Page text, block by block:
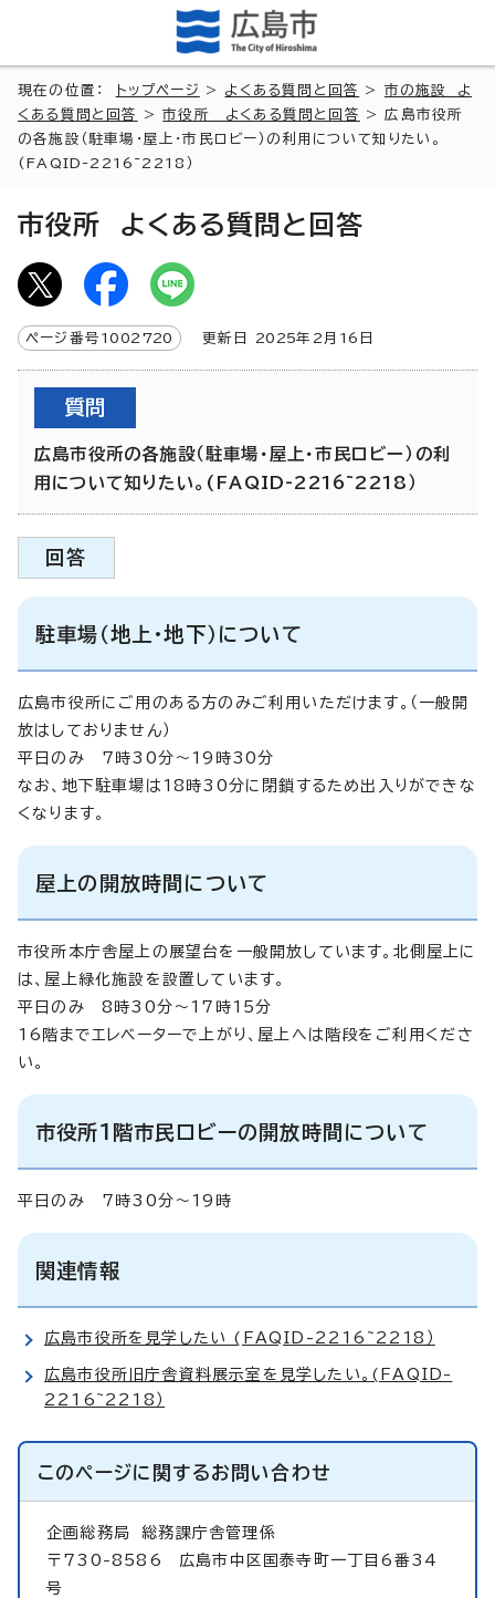
現在の位置： トップページ > よくある質問と回答 > 市の施設 よ
くある質問と回答
>市役所 よくある質問と回答
> 広島市役所
の各施設（駐車場・屋上・市民ロビー）の利用について知りたい。
(FAQID-2216~2218）
市役所 よくある質問と回答
ページ番号 1002720 更新日 2025年2月 16 日
質問
広島市役所の各施設（駐車場・屋上・市民ロビー）の利
用について知りたい。(FAQID-2216~2218）
回答
駐車場（地上・地下）について
広島市役所にご用のある方のみご利用いただけます。（一般開
放はしておりません）
平日のみ 7時30分～19時30分
なお、地下駐車場は18時30分に閉鎖するため出入りができな
くなります。
屋上の開放時間について
市役所本庁舎屋上の展望台を一般開放しています。北側屋上に
は、屋上緑化施設を設置しています。
平日のみ 8時30分～17時15分
16階までエレベーターで上がり、屋上へは階段をご利用くださ
い。
市役所1階市民ロビーの開放時間について
平日のみ 7時30分～19時
関連情報
広島市役所を見学したい (FAQID-2216~2218）
広島市役所旧庁舎資料展示室を見学したい。(FAQID-
2216~2218）
このページに関するお問い合わせ
企画総務局総務課庁舎管理係
〒730-8586 広島市中区国泰寺町一丁目6番34
号